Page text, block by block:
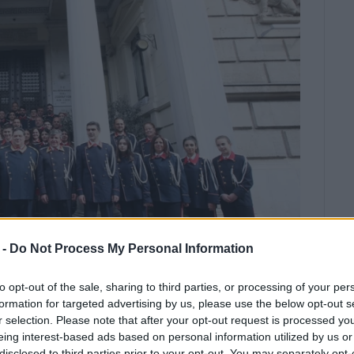
Do Not Process My Personal Information
opt-out of the sale, sharing to third parties, or processing of your
for targeted advertising by us, please use the below opt-out
selection. Please note that after your opt-out request is processed
interest-based ads based on personal information utilized by us
την Αγιά Σοφιά και αμέσως
και να λάβει την ευλογία